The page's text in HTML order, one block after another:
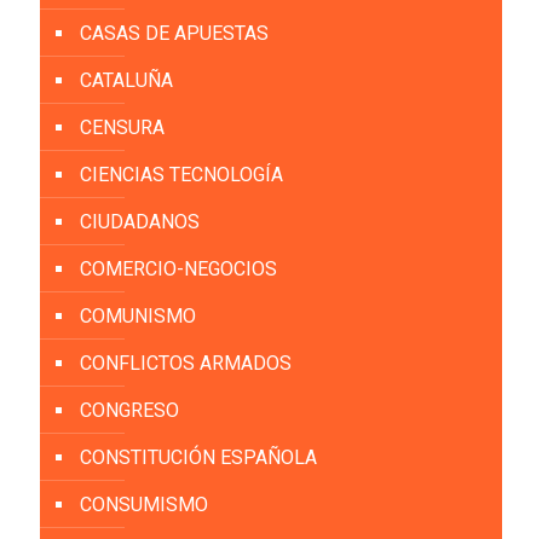
CASAS DE APUESTAS
CATALUÑA
CENSURA
CIENCIAS TECNOLOGÍA
CIUDADANOS
COMERCIO-NEGOCIOS
COMUNISMO
CONFLICTOS ARMADOS
CONGRESO
CONSTITUCIÓN ESPAÑOLA
CONSUMISMO